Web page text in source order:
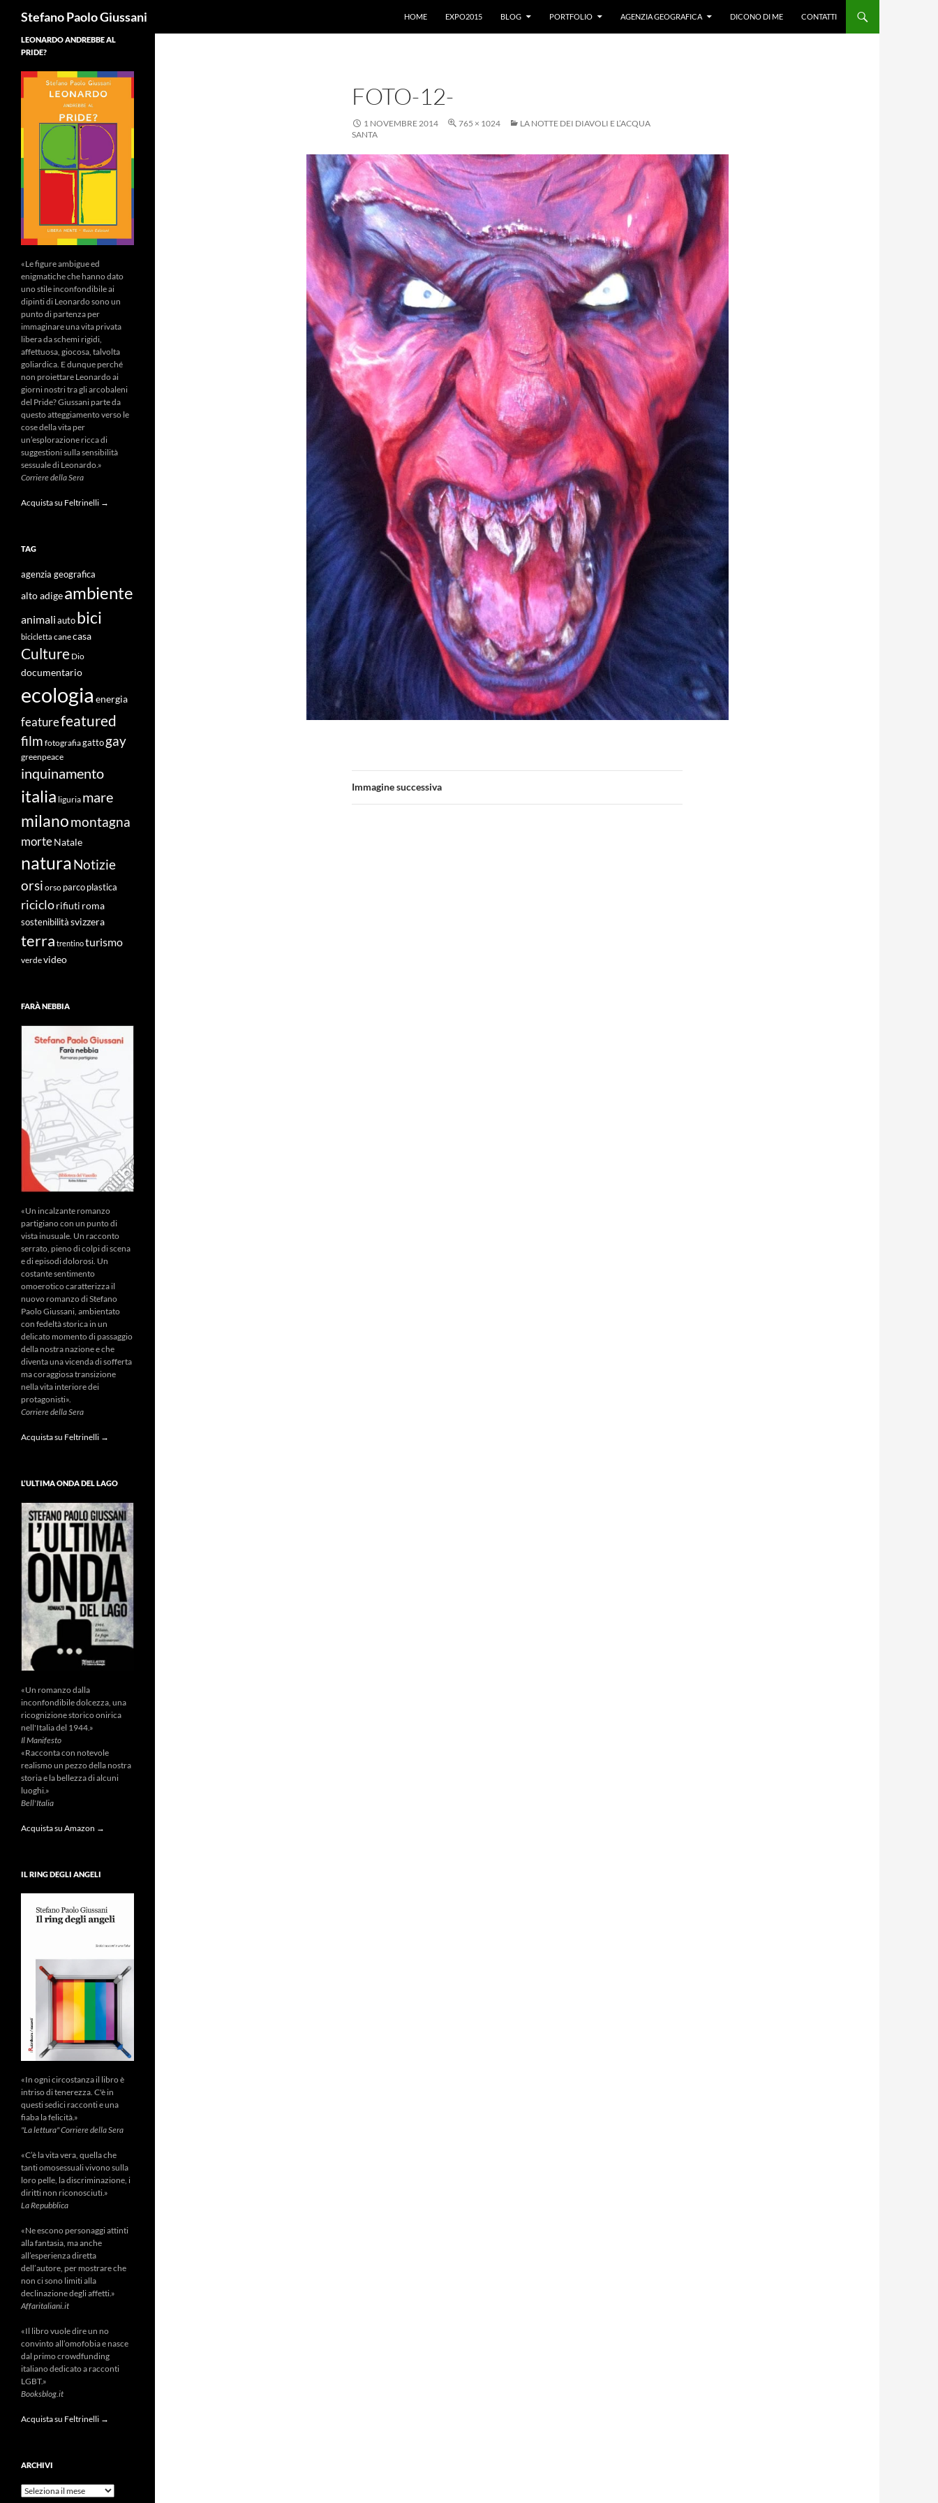
Stefano Paolo Giussani
HOME
EXPO2015 BLOG PORTFOLIO AGENZIA GEOGRAFICA DICONO DI ME CONTATTI
FOTO-12-
1 NOVEMBRE 2014 765 × 1024
LA NOTTE DEI DIAVOLI E L’ACQUA
SANTA
Immagine successiva
LEONARDO ANDREBBE AL
PRIDE?
«Le figure ambigue ed
enigmatiche che hanno dato
uno stile inconfondibile ai
dipinti di Leonardo sono un
punto di partenza per
immaginare una vita privata
libera da schemi rigidi,
affettuosa, giocosa, talvolta
goliardica. E dunque perché
non proiettare Leonardo ai
giorni nostri tra gli arcobaleni
del Pride? Giussani parte da
questo atteggiamento verso le
cose della vita per
un’esplorazione ricca di
suggestioni sulla sensibilità
sessuale di Leonardo.»
Corriere della Sera
Acquista su Feltrinelli →
TAG
agenzia geografica
alto adigeambiente
animali auto bici
bicicletta canecasa
Culture Dio
documentario
ecologia energia
featurefeatured
film fotografiagatto gay
greenpeace
inquinamento
italia liguria mare
milanomontagna
morteNatale
naturaNotizie
orsi orso parco plastica
riciclorifiuti roma
sostenibilità svizzera
terra trentinoturismo
verdevideo
FARÀ NEBBIA
«Un incalzante romanzo
partigiano con un punto di
vista inusuale. Un racconto
serrato, pieno di colpi di scena
e di episodi dolorosi. Un
costante sentimento
omoerotico caratterizza il
nuovo romanzo di Stefano
Paolo Giussani, ambientato
con fedeltà storica in un
delicato momento di passaggio
della nostra nazione e che
diventa una vicenda di sofferta
ma coraggiosa transizione
nella vita interiore dei
protagonisti».
Corriere della Sera
Acquista su Feltrinelli →
L’ULTIMA ONDA DEL LAGO
«Un romanzo dalla
inconfondibile dolcezza, una
ricognizione storico onirica
nell'Italia del 1944.»
Il Manifesto
«Racconta con notevole
realismo un pezzo della nostra
storia e la bellezza di alcuni
luoghi.»
Bell'Italia
Acquista su Amazon →
IL RING DEGLI ANGELI
«In ogni circostanza il libro è
intriso di tenerezza. C'è in
questi sedici racconti e una
fiaba la felicità.»
"La lettura" Corriere della Sera
«C’è la vita vera, quella che
tanti omosessuali vivono sulla
loro pelle, la discriminazione, i
diritti non riconosciuti.»
La Repubblica
«Ne escono personaggi attinti
alla fantasia, ma anche
all’esperienza diretta
dell’autore, per mostrare che
non ci sono limiti alla
declinazione degli affetti.»
Affaritaliani.it
«Il libro vuole dire un no
convinto all’omofobia e nasce
dal primo crowdfunding
italiano dedicato a racconti
LGBT.»
Booksblog.it
Acquista su Feltrinelli →
ARCHIVI
Archivi